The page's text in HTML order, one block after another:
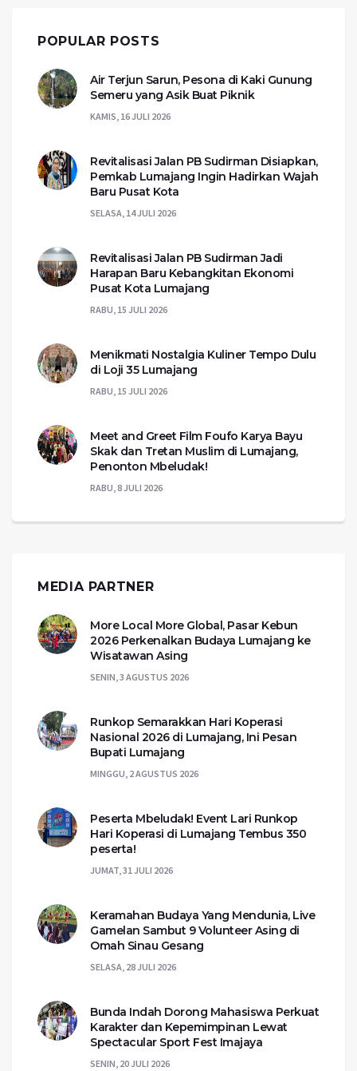
POPULAR POSTS
Air Terjun Sarun, Pesona di Kaki Gunung
Semeru yang Asik Buat Piknik
KAMIS, 16 JULI 2026
Revitalisasi Jalan PB Sudirman Disiapkan,
Pemkab Lumajang Ingin Hadirkan Wajah
Baru Pusat Kota
SELASA, 14 JULI 2026
Revitalisasi Jalan PB Sudirman Jadi
Harapan Baru Kebangkitan Ekonomi
Pusat Kota Lumajang
RABU, 15 JULI 2026
Menikmati Nostalgia Kuliner Tempo Dulu
di Loji 35 Lumajang
RABU, 15 JULI 2026
Meet and Greet Film Foufo Karya Bayu
Skak dan Tretan Muslim di Lumajang,
Penonton Mbeludak!
RABU, 8 JULI 2026
MEDIA PARTNER
More Local More Global, Pasar Kebun
2026 Perkenalkan Budaya Lumajang ke
Wisatawan Asing
SENIN, 3 AGUSTUS 2026
Runkop Semarakkan Hari Koperasi
Nasional 2026 di Lumajang, Ini Pesan
Bupati Lumajang
MINGGU, 2 AGUSTUS 2026
Peserta Mbeludak! Event Lari Runkop
Hari Koperasi di Lumajang Tembus 350
peserta!
JUMAT, 31 JULI 2026
Keramahan Budaya Yang Mendunia, Live
Gamelan Sambut 9 Volunteer Asing di
Omah Sinau Gesang
SELASA, 28 JULI 2026
Bunda Indah Dorong Mahasiswa Perkuat
Karakter dan Kepemimpinan Lewat
Spectacular Sport Fest Imajaya
SENIN, 20 JULI 2026